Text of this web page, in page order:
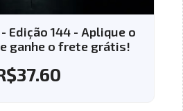
Edição 144 - Aplique o
ganhe o frete grátis!
37.60